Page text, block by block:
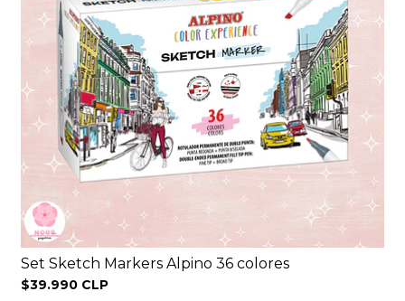
Set Sketch Markers Alpino 36 colores
$39.990 CLP